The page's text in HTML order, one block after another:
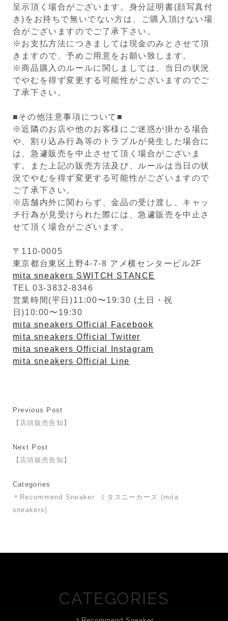
呈示頂く場合がございます。身分証明書(顔写真付
き)をお持ちで無いでない方は、ご購入頂けない場
合がございますのでご了承下さい。
※お支払方法につきましては現金のみとさせて頂
きますので、予めご用意をお願い致します。
※商品購入のルールに関しましては、当日の状況
でやむを得ず変更する可能性がございますのでご
了承下さい。
■その他注意事項について■
※近隣のお店や他のお客様にご迷惑が掛かる場合
や、割り込み行為等のトラブルが発生した場合に
は、急遽販売を中止させて頂く場合がございま
す。また上記の販売方法及び、ルールは当日の状
況でやむを得ず変更する可能性がございますので
ご了承下さい。
※店舗内外に関わらず、金品の受け渡し、キャッ
チ行為が見受けられた際には、急遽販売を中止さ
せて頂く場合がございます。
〒110-0005
東京都台東区上野4-7-8 アメ横センタービル2F
mita sneakers SWITCH STANCE
TEL 03-3832-8346
営業時間(平日)11:00〜19:30 (土日・祝
日)10:00〜19:30
mita sneakers Official Facebook
mita sneakers Official Twitter
mita sneakers Official Instagram
mita sneakers Official Line
Previous Post
【店頭販売告知】
Next Post
【店頭販売告知】
Categories
＊Recommend Sneaker
ミタスニーカーズ (mita
sneakers)
CATEGORIES